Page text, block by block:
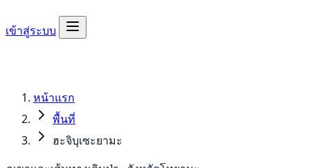
เข้าสู่ระบบ
หน้าแรก
พื้นที่
ฮะจิบุเซะยามะ